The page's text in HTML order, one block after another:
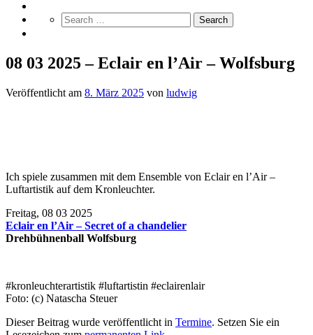
08 03 2025 – Eclair en l’Air – Wolfsburg
Veröffentlicht am 8. März 2025 von ludwig
Ich spiele zusammen mit dem Ensemble von Eclair en l’Air –
Luftartistik auf dem Kronleuchter.
Freitag, 08 03 2025
Eclair en l’Air – Secret of a chandelier
Drehbühnenball Wolfsburg
#kronleuchterartistik #luftartistin #eclairenlair
Foto: (c) Natascha Steuer
Dieser Beitrag wurde veröffentlicht in Termine. Setzen Sie ein